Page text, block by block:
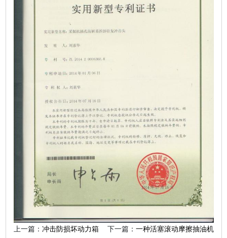
上一篇： 冲击防损坏动力箱 下一篇： 一种活塞滚动摩擦抽油机